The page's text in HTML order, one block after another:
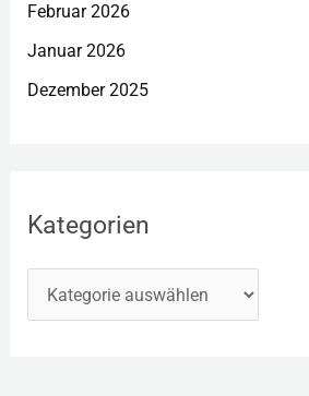
Februar 2026
Januar 2026
Dezember 2025
Kategorien